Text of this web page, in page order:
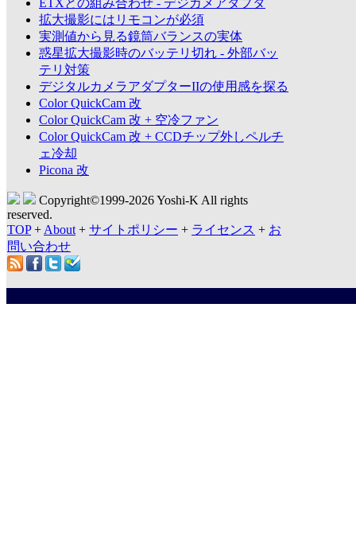
ETXとの組み合わせ - デジカメアダプタ
拡大撮影にはリモコンが必須
実測値から見る鏡筒バランスの実体
惑星拡大撮影時のバッテリ切れ - 外部バッ
テリ対策
デジタルカメラアダプターIIの使用感を探る
Color QuickCam 改
Color QuickCam 改 + 空冷ファン
Color QuickCam 改 + CCDチップ外しペルチ
ェ冷却
Picona 改
Copyright©1999-2026 Yoshi-K All rights
reserved.
TOP+ About + サイトポリシー + ライセンス + お
問い合わせ